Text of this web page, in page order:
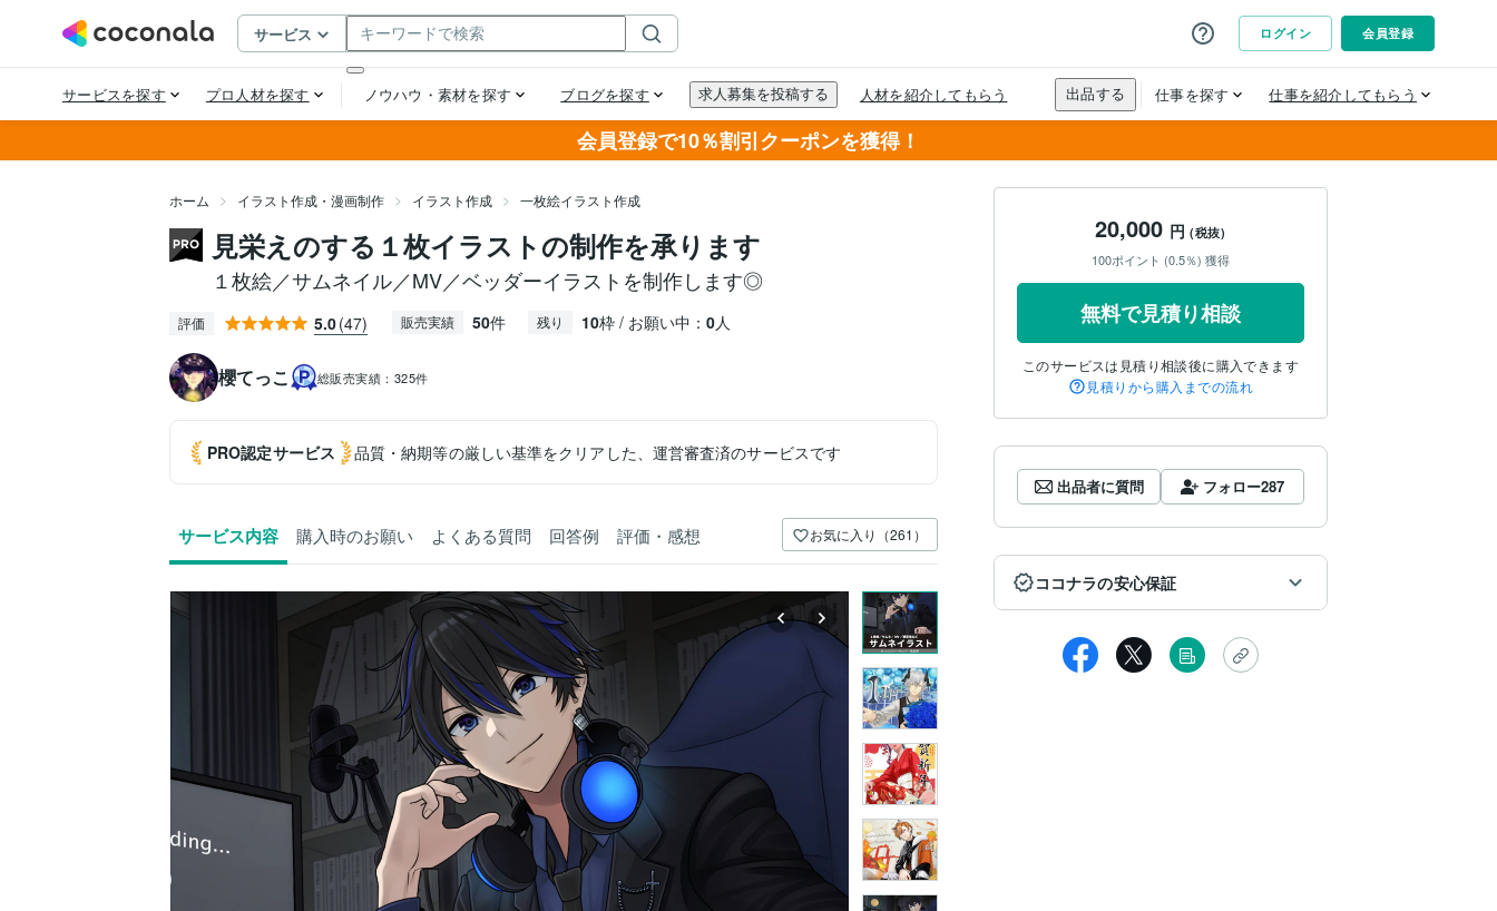
会員登録で10％割引クーポンを獲得！
ホーム イラスト作成・漫画制作 イラスト作成 一枚絵イラスト作成
見栄えのする１枚イラストの制作を承ります
１枚絵／サムネイル／MV／ベッダーイラストを制作します◎
評価 5.0(47) 販売実績 50件 残り 10枠 / お願い中： 0人
櫻てっこ 総販売実績： 325件
PRO認定サービス 品質・納期等の厳しい基準をクリアした、運営審査済のサービスです
サービス内容 購入時のお願い よくある質問 回答例 評価・感想 お気に入り（261）
20,000 円(税抜)
100ポイント (0.5％) 獲得
無料で見積り相談
このサービスは見積り相談後に購入できます
見積りから購入までの流れ
出品者に質問 フォロー287
ココナラの安心保証